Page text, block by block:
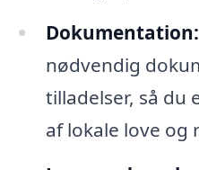
Dokumentation:
nødvendig
tilladelser, så du
af lokale love og